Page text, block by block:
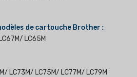
de cartouche Brother :
LC65M
LC73M/ LC75M/ LC77M/ LC79M